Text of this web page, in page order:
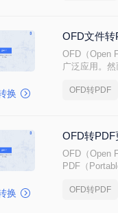
换
OFD文件转
OFD（Open
广泛应用。
OFD转PDF
换
OFD转PDF
OFD（Open
PDF（
OFD转PDF